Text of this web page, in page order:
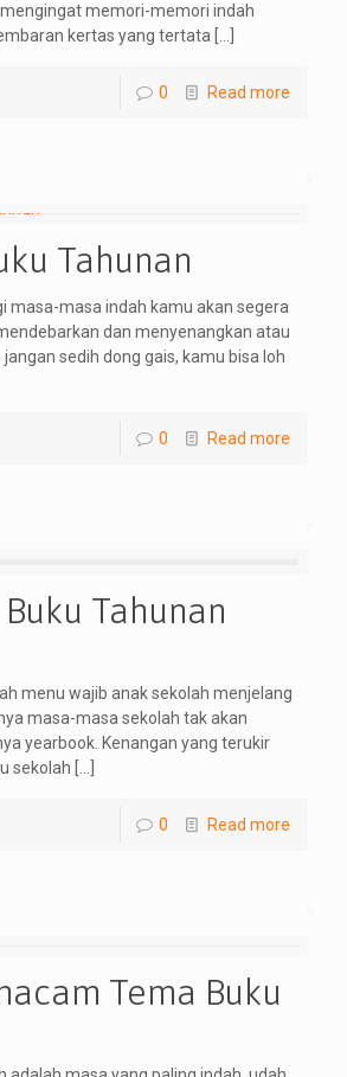
mengingat memori-memori indah
kertas yang tertata
0 Read more
Tahunan
masa-masa indah kamu akan segera
dan menyenangkan atau
sedih dong gais, kamu bisa loh
0 Read more
Tahunan
menu wajib anak sekolah menjelang
masa-masa sekolah tak akan
yearbook. Kenangan yang terukir
sekolah
0 Read more
Tema Buku